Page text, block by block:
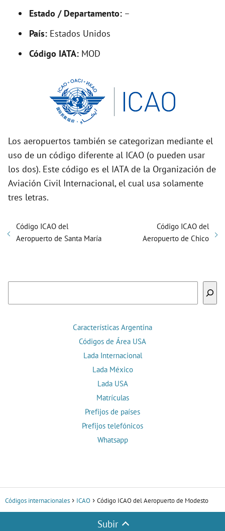
Estado / Departamento: –
País: Estados Unidos
Código IATA: MOD
Los aeropuertos también se categorizan mediante el
uso de un código diferente al ICAO (o pueden usar
los dos). Este código es el IATA de la Organización de
Aviación Civil Internacional, el cual usa solamente
tres letras.
Código ICAO del
Aeropuerto de Santa María
Código ICAO del
Aeropuerto de Chico
Características Argentina
Códigos de Área USA
Lada Internacional
Lada México
Lada USA
Matrículas
Prefijos de países
Prefijos telefónicos
Whatsapp
Códigos internacionales ICAO Código ICAO del Aeropuerto de Modesto
Subir